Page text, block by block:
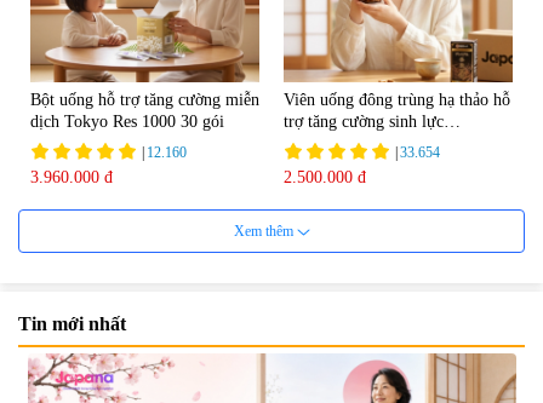
Bột uống hỗ trợ tăng cường miễn
dịch Tokyo Res 1000 30 gói
| 12.160
3.960.000 đ
Viên uống đông trùng hạ thảo hỗ
trợ tăng cường sinh lực
Tohchukasou Premium Yo
Group 180 viên - Date 08/2027
|33.654
2.500.000 đ
Xem thêm
Tin mới nhất